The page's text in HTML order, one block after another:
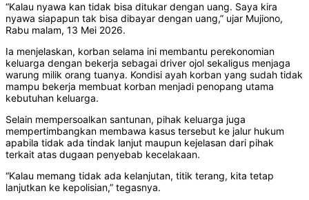
“Kalau nyawa kan tidak bisa ditukar dengan uang. Saya kira
nyawa siapapun tak bisa dibayar dengan uang,” ujar Mujiono,
Rabu malam, 13 Mei 2026.
Ia menjelaskan, korban selama ini membantu perekonomian
keluarga dengan bekerja sebagai driver ojol sekaligus menjaga
warung milik orang tuanya. Kondisi ayah korban yang sudah tidak
mampu bekerja membuat korban menjadi penopang utama
kebutuhan keluarga.
Selain mempersoalkan santunan, pihak keluarga juga
mempertimbangkan membawa kasus tersebut ke jalur hukum
apabila tidak ada tindak lanjut maupun kejelasan dari pihak
terkait atas dugaan penyebab kecelakaan.
“Kalau memang tidak ada kelanjutan, titik terang, kita tetap
lanjutkan ke kepolisian,” tegasnya.